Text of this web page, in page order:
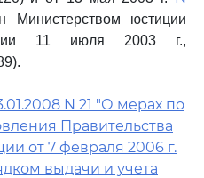
Министерством юстиции
11 июля 2003 г.,
N 21 "О мерах по
Правительства
от 7 февраля 2006 г.
выдачи и учета